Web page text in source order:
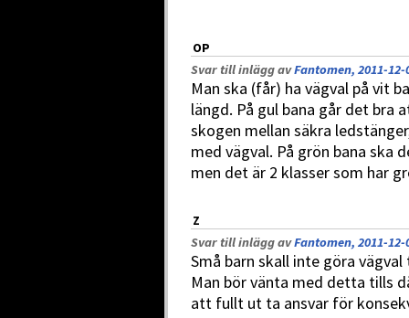
OP
Svar till inlägg avFantomen, 2011-12-
Man ska (får) ha vägval på vit
längd. På gul bana går det bra
skogen mellan säkra
med vägval. På grön bana ska
men det är 2 klasser som har
Z
Svar till inlägg avFantomen, 2011-12-
Små barn skall inte göra
Man bör vänta med detta tills
att fullt ut ta ansvar för